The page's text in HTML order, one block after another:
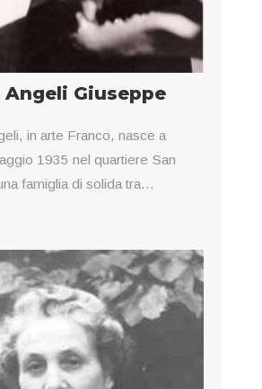
Angeli Giuseppe
in arte Franco, nasce a
1935 nel quartiere San
famiglia di solida tra...